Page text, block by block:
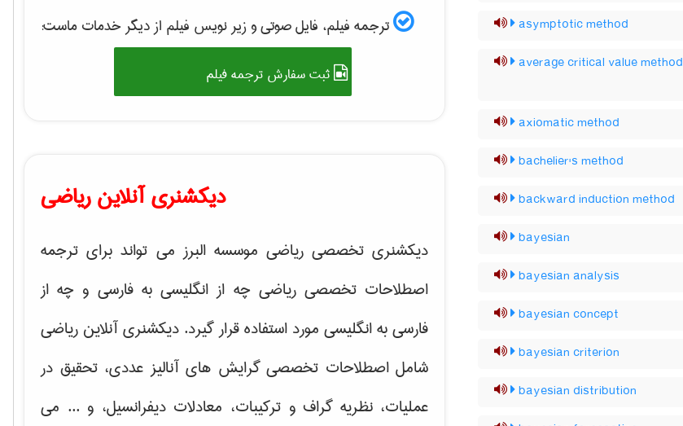
asymptotic method
average critical value method
axiomatic method
bachelier's method
backward induction method
bayesian
bayesian analysis
bayesian concept
bayesian criterion
bayesian distribution
ترجمه فیلم، فایل صوتی و زیر نویس فیلم از دیگر خدمات ماست:
ثبت سفارش ترجمه فیلم
دیکشنری آنلاین ریاضی
دیکشنری تخصصی ریاضی موسسه البرز می تواند برای ترجمه
اصطلاحات تخصصی ریاضی چه از انگلیسی به فارسی و چه از
فارسی به انگلیسی مورد استفاده قرار گیرد. دیکشنری آنلاین ریاضی
شامل اصطلاحات تخصصی گرایش هایآنالیز عددی، تحقیق در
عملیات، نظریه گراف و تركیبات، معادلات دیفرانسیل، و ... می